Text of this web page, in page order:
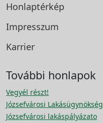
Honlaptérkép
Impresszum
Karrier
További honlapok
Vegyél részt!
Józsefvárosi Lakásügynökség
Józsefvárosi lakáspályázato